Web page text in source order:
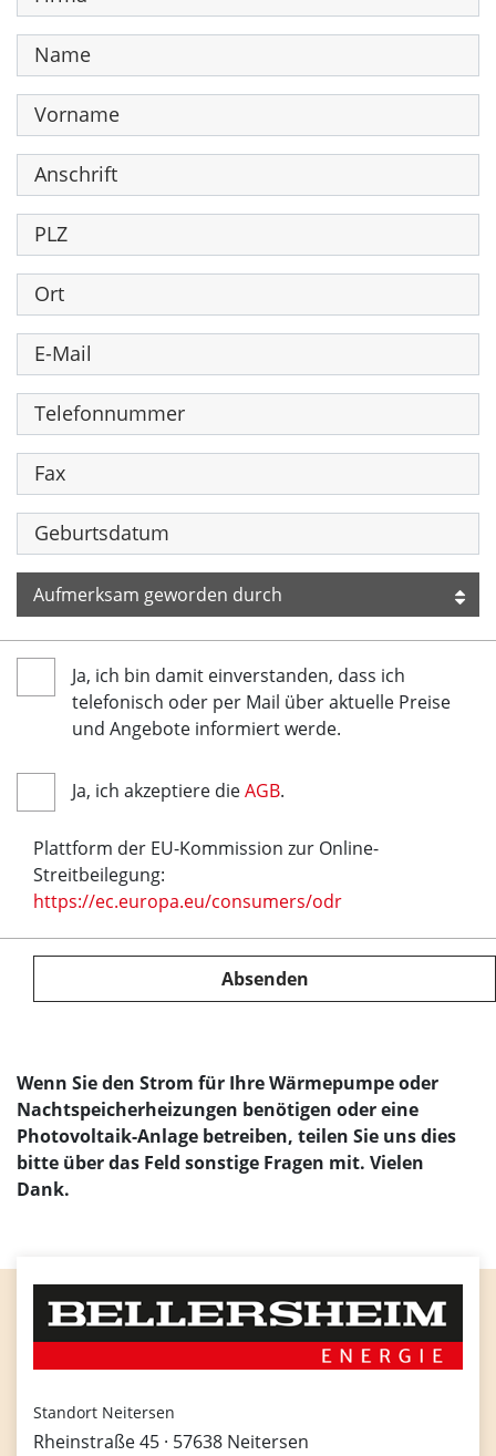
Ja, ich bin damit einverstanden, dass ich
telefonisch oder per Mail über aktuelle Preise
und Angebote informiert werde.
Ja, ich akzeptiere dieAGB.
Plattform der EU-Kommission zur Online-
Streitbeilegung:
https://ec.europa.eu/consumers/odr
Absenden
Wenn Sie den Strom für Ihre Wärmepumpe oder
Nachtspeicherheizungen benötigen oder eine
Photovoltaik-Anlage betreiben, teilen Sie uns dies
bitte über das Feld sonstige Fragen mit. Vielen
Dank.
Standort Neitersen
Rheinstraße 45 · 57638 Neitersen